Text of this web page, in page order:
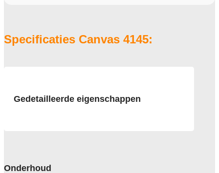
Specificaties Canvas 4145:
Gedetailleerde eigenschappen
100% Polyamide 6 Solution Dyed
Onderhoud